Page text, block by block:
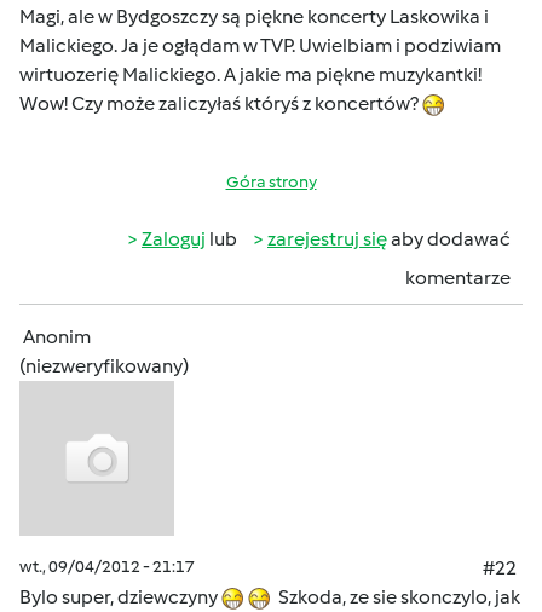
Magi, ale w Bydgoszczy są piękne koncerty Laskowika i
Malickiego. Ja je ogłądam w TVP. Uwielbiam i podziwiam
wirtuozerię Malickiego. A jakie ma piękne muzykantki!
Wow! Czy może zaliczyłaś któryś z koncertów?
Góra strony
Zaloguj lub zarejestruj sięaby dodawać
komentarze
Anonim
(niezweryfikowany)
wt., 09/04/2012 - 21:17
#22
Bylo super, dziewczyny
Szkoda, ze sie skonczylo, jak